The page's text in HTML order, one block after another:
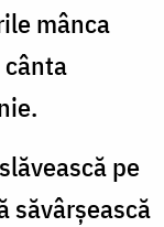
mânca
pe
săvârșească